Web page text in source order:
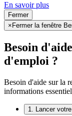
En savoir plus
Fermer
× Fermer la fenêtre
Besoin
d'emploi ?
Besoin d'aide sur la
informations
1. Lancer